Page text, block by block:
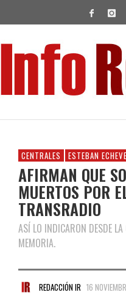
CENTRALES ESTEBAN
AFIRMAN QUE
MUERTOS POR
TRANSRADIO
ASÍ LO INDICARON DESDE
MEMORIA.
REDACCIÓN IR 16